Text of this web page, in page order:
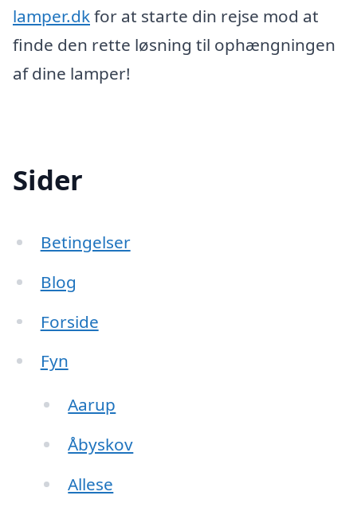
lamper.dkfor at starte din rejse mod at
finde den rette løsning til ophængningen
af dine lamper!
Sider
Betingelser
Blog
Forside
Fyn
Aarup
Åbyskov
Allese